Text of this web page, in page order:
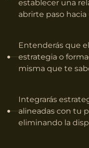
establecer una
abrirte paso
Entenderás que
estrategia o
misma que te
Integrarás
alineadas con tu
eliminando la